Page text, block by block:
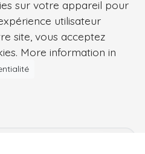
sur votre appareil pour
utilisateur
site, vous acceptez
More information in